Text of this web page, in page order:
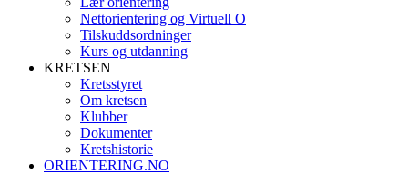
Nettorientering og Virtuell O
Tilskuddsordninger
Kurs og utdanning
KRETSEN
Kretsstyret
Om kretsen
Klubber
Dokumenter
Kretshistorie
ORIENTERING.NO